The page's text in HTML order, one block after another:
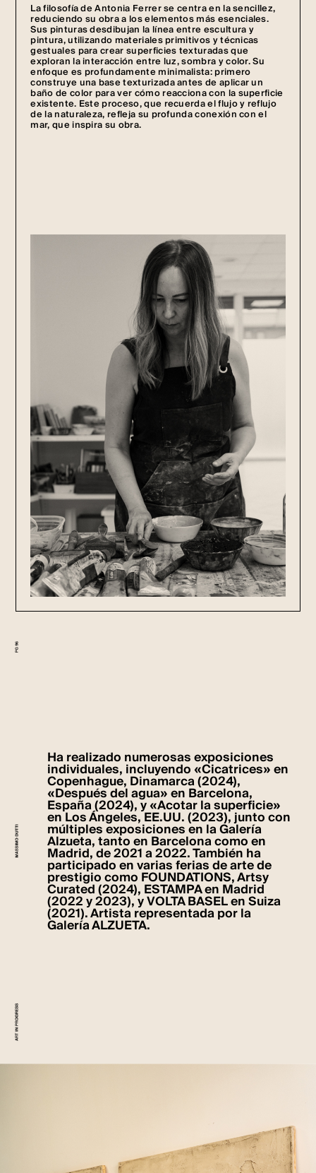
La filosofía de Antonia Ferrer se centra en la sencillez,
reduciendo su obra a los elementos más esenciales.
Sus pinturas desdibujan la línea entre escultura y
pintura, utilizando materiales primitivos y técnicas
gestuales para crear superficies texturadas que
exploran la interacción entre luz, sombra y color. Su
enfoque es profundamente minimalista: primero
construye una base texturizada antes de aplicar un
baño de color para ver cómo reacciona con la superficie
existente. Este proceso, que recuerda el flujo y reflujo
de la naturaleza, refleja su profunda conexión con el
mar, que inspira su obra.
Ha realizado numerosas exposiciones
individuales, incluyendo «Cicatrices» en
Copenhague, Dinamarca (2024),
«Después del agua» en Barcelona,
España (2024), y «Acotar la superficie»
en Los Ángeles, EE.UU. (2023), junto con
múltiples exposiciones en la Galería
Alzueta, tanto en Barcelona como en
Madrid, de 2021 a 2022. También ha
participado en varias ferias de arte de
prestigio como FOUNDATIONS, Artsy
Curated (2024), ESTAMPA en Madrid
(2022 y 2023), y VOLTA BASEL en Suiza
(2021). Artista representada por la
Galería ALZUETA.